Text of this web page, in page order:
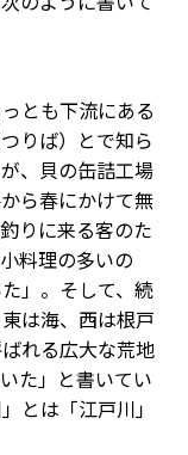
とも下流にある
りば）とで知ら
、貝の缶詰工場
ら春にかけて無
りに来る客のた
料理の多いの
」。そして、続
は海、西は根戸
れる広大な荒地
た」と書いてい
とは「江戸川」